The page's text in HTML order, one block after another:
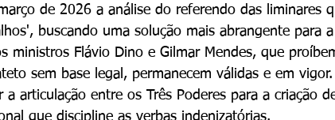
de 2026 a análise do referendo das liminares
buscando uma solução mais abrangente para
ministros Flávio Dino e Gilmar Mendes, que
sem base legal, permanecem válidas e em vigor.
articulação entre os Três Poderes para a criação
que discipline as verbas indenizatórias.